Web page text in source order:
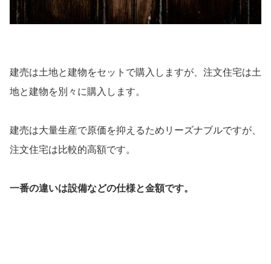
建売は土地と建物をセットで購入しますが、注文住宅は土
地と建物を別々に購入します。
建売は大量生産で原価を抑えるためリーズナブルですが、
注文住宅は比較的高額です。
一番の違いは設備などの仕様と金額です。